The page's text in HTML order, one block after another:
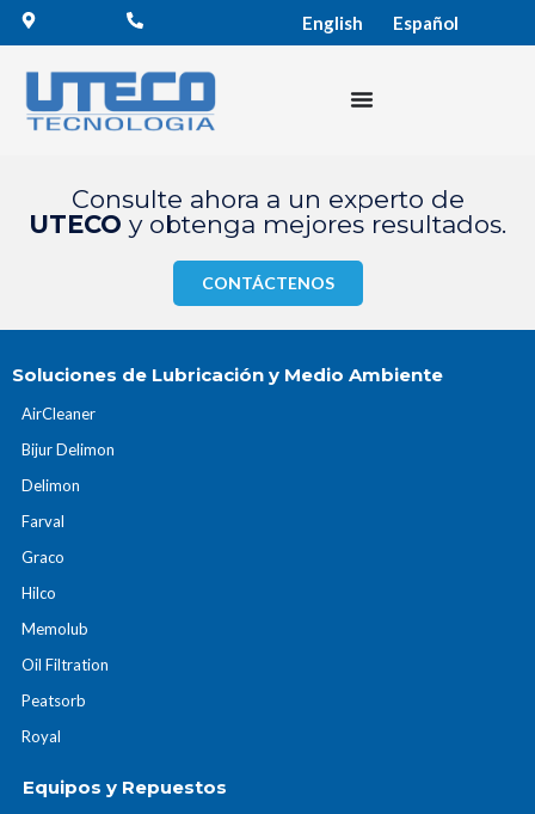
English Español
Consulte ahora a un experto de
UTECO y obtenga mejores resultados.
CONTÁCTENOS
Soluciones de Lubricación y Medio Ambiente
AirCleaner
Bijur Delimon
Delimon
Farval
Graco
Hilco
Memolub
Oil Filtration
Peatsorb
Royal
Equipos y Repuestos